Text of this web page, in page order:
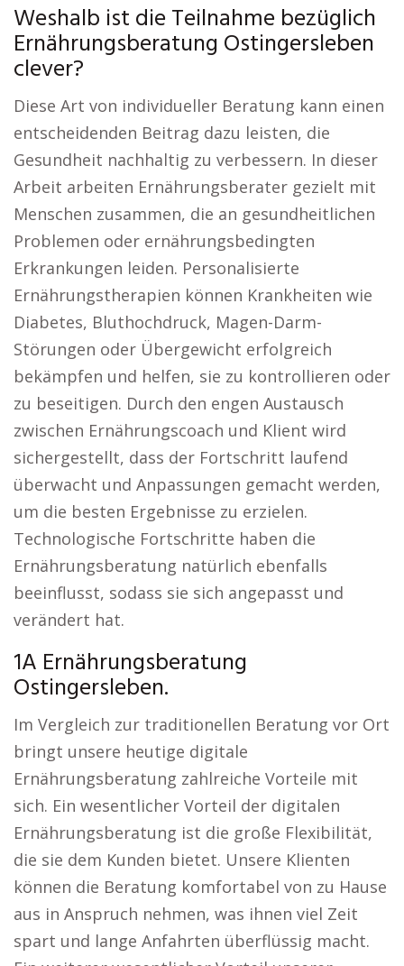
Weshalb ist die Teilnahme bezüglich
Ernährungsberatung Ostingersleben
clever?
Diese Art von individueller Beratung kann einen
entscheidenden Beitrag dazu leisten, die
Gesundheit nachhaltig zu verbessern. In dieser
Arbeit arbeiten Ernährungsberater gezielt mit
Menschen zusammen, die an gesundheitlichen
Problemen oder ernährungsbedingten
Erkrankungen leiden. Personalisierte
Ernährungstherapien können Krankheiten wie
Diabetes, Bluthochdruck, Magen-Darm-
Störungen oder Übergewicht erfolgreich
bekämpfen und helfen, sie zu kontrollieren oder
zu beseitigen. Durch den engen Austausch
zwischen Ernährungscoach und Klient wird
sichergestellt, dass der Fortschritt laufend
überwacht und Anpassungen gemacht werden,
um die besten Ergebnisse zu erzielen.
Technologische Fortschritte haben die
Ernährungsberatung natürlich ebenfalls
beeinflusst, sodass sie sich angepasst und
verändert hat.
1A Ernährungsberatung
Ostingersleben.
Im Vergleich zur traditionellen Beratung vor Ort
bringt unsere heutige digitale
Ernährungsberatung zahlreiche Vorteile mit
sich. Ein wesentlicher Vorteil der digitalen
Ernährungsberatung ist die große Flexibilität,
die sie dem Kunden bietet. Unsere Klienten
können die Beratung komfortabel von zu Hause
aus in Anspruch nehmen, was ihnen viel Zeit
spart und lange Anfahrten überflüssig macht.